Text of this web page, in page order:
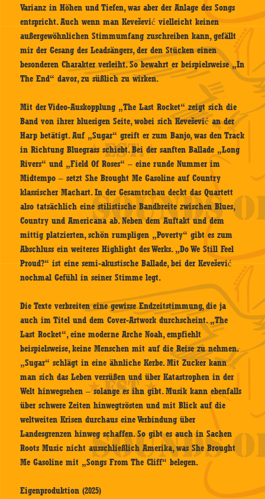
Varianz in Höhen und Tiefen, was aber der Anlage des Songs
entspricht. Auch wenn man Kevešević vielleicht keinen
außergewöhnlichen Stimmumfang zuschreiben kann, gefällt
mir der Gesang des Leadsängers, der den Stücken einen
besonderen Charakter verleiht. So bewahrt er beispielsweise „In
The End“ davor, zu süßlich zu wirken.
Mit der Video-Auskopplung „The Last Rocket“ zeigt sich die
Band von ihrer bluesigen Seite, wobei sich Kevešević an der
Harp betätigt. Auf „Sugar“ greift er zum Banjo, was den Track
in Richtung Bluegrass schiebt. Bei der sanften Ballade „Long
Rivers“ und „Field Of Roses“ – eine runde Nummer im
Midtempo – setzt She Brought Me Gasoline auf Country
klassischer Machart. In der Gesamtschau deckt das Quartett
also tatsächlich eine stilistische Bandbreite zwischen Blues,
Country und Americana ab. Neben dem Auftakt und dem
mittig platzierten, schön rumpligen „Poverty“ gibt es zum
Abschluss ein weiteres Highlight des Werks. „Do We Still Feel
Proud?“ ist eine semi-akustische Ballade, bei der Kevešević
nochmal Gefühl in seiner Stimme legt.
Die Texte verbreiten eine gewisse Endzeitstimmung, die ja
auch im Titel und dem Cover-Artwork durchscheint. „The
Last Rocket“, eine moderne Arche Noah, empfiehlt
beispielsweise, keine Menschen mit auf die Reise zu nehmen.
„Sugar“ schlägt in eine ähnliche Kerbe. Mit Zucker kann
man sich das Leben versüßen und über Katastrophen in der
Welt hinwegsehen – solange es ihn gibt. Musik kann ebenfalls
über schwere Zeiten hinwegtrösten und mit Blick auf die
weltweiten Krisen durchaus eine Verbindung über
Landesgrenzen hinweg schaffen. So gibt es auch in Sachen
Roots Music nicht ausschließlich Amerika, was She Brought
Me Gasoline mit „Songs From The Cliff“ belegen.
Eigenproduktion (2025)